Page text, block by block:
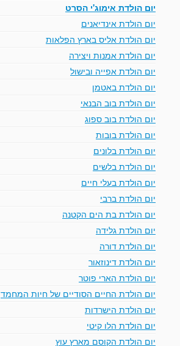
יום הולדת אימוג'י הסרט
יום הולדת אינדיאנים
יום הולדת אליס בארץ הפלאות
יום הולדת אמנות ויצירה
יום הולדת אפייה ובישול
יום הולדת באטמן
יום הולדת בוב הבנאי
יום הולדת בוב ספוג
יום הולדת בובות
יום הולדת בלונים
יום הולדת בלשים
יום הולדת בעלי חיים
יום הולדת ברבי
יום הולדת בת הים הקטנה
יום הולדת גלידה
יום הולדת דורה
יום הולדת דינוזאור
יום הולדת הארי פוטר
יום הולדת החיים הסודיים של חיות המחמד
יום הולדת הישרדות
יום הולדת הלו קיטי
יום הולדת הקוסם מארץ עוץ